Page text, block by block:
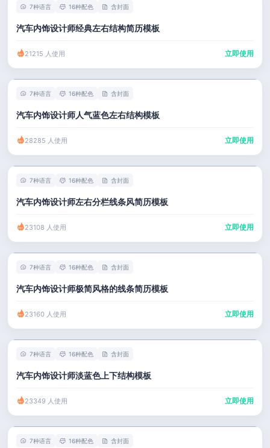
7种语言 16种配色 含封面
汽车内饰设计师经典左右结构简历模板
21215 人使用 立即使用
7种语言 16种配色 含封面
汽车内饰设计师人气蓝色左右结构模板
28285 人使用 立即使用
7种语言 16种配色 含封面
汽车内饰设计师左右分栏线条风简历模板
23108 人使用 立即使用
7种语言 16种配色 含封面
汽车内饰设计师极简风格的线条简历模板
23160 人使用 立即使用
7种语言 16种配色 含封面
汽车内饰设计师淡蓝色上下结构模板
23349 人使用 立即使用
7种语言 16种配色 含封面